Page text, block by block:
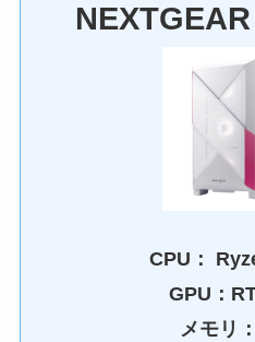
CPU：
GPU：
メモリ